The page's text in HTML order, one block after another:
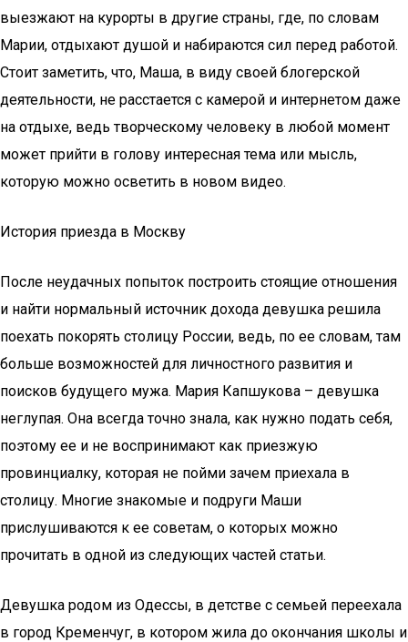
выезжают на курорты в другие страны, где, по словам
Марии, отдыхают душой и набираются сил перед работой.
Стоит заметить, что, Маша, в виду своей блогерской
деятельности, не расстается с камерой и интернетом даже
на отдыхе, ведь творческому человеку в любой момент
может прийти в голову интересная тема или мысль,
которую можно осветить в новом видео.
История приезда в Москву
После неудачных попыток построить стоящие отношения
и найти нормальный источник дохода девушка решила
поехать покорять столицу России, ведь, по ее словам, там
больше возможностей для личностного развития и
поисков будущего мужа. Мария Капшукова – девушка
неглупая. Она всегда точно знала, как нужно подать себя,
поэтому ее и не воспринимают как приезжую
провинциалку, которая не пойми зачем приехала в
столицу. Многие знакомые и подруги Маши
прислушиваются к ее советам, о которых можно
прочитать в одной из следующих частей статьи.
Девушка родом из Одессы, в детстве с семьей переехала
в город Кременчуг, в котором жила до окончания школы и